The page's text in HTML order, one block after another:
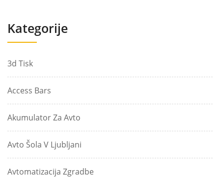
Kategorije
3d Tisk
Access Bars
Akumulator Za Avto
Avto Šola V Ljubljani
Avtomatizacija Zgradbe